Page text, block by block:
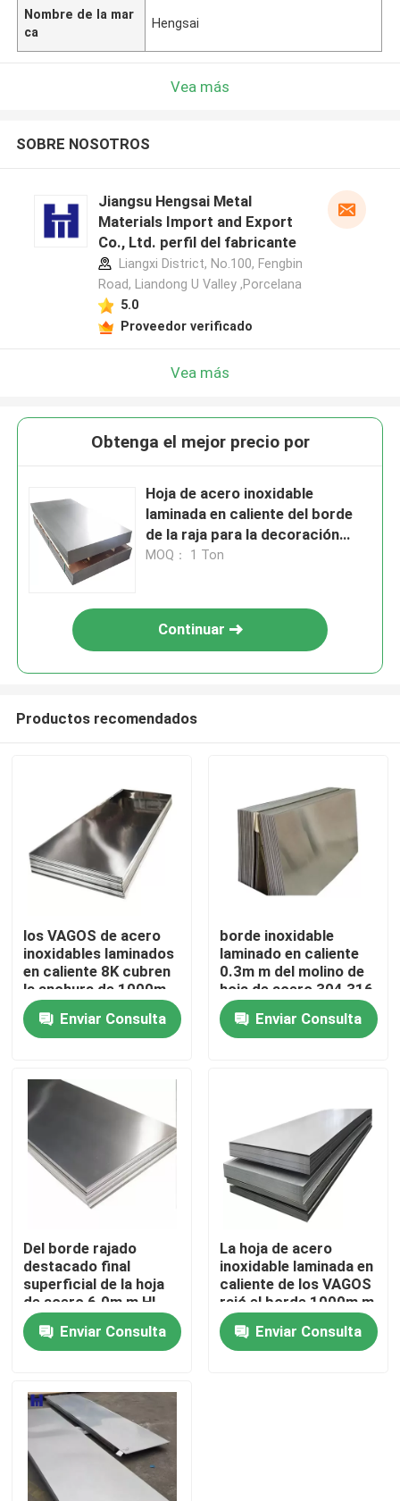
Hogar
Productos
Vídeos
Sobre nosotros
Viaje de la fábrica
Control de calidad
Éntrenos en contacto con
Tira de bobina de acero inoxidable
Bobina de acero inoxidable 304
Nombre de la mar
ca
Hengsai
Vea más
SOBRE NOSOTROS
Jiangsu Hengsai Metal
Materials Import and Export
Co., Ltd. perfil del fabricante
Liangxi District, No.100, Fengbin
Road, Liandong U Valley ,Porcelana
5.0
Proveedor verificado
Vea más
Obtenga el mejor precio por
Hoja de acero inoxidable
laminada en caliente del borde
de la raja para la decoración
1000m m - 2000m m
MOQ： 1 Ton
Continuar
Productos recomendados
los VAGOS de acero
inoxidables laminados
en caliente 8K cubren
la anchura de 1000m
m - de 2000m m
Enviar Consulta
borde inoxidable
laminado en caliente
0.3m m del molino de
hoja de acero 304 316
Enviar Consulta
Del borde rajado
destacado final
superficial de la hoja
de acero 6.0m m HL
inoxidables laminados
en calienteEnviar Consulta
La hoja de acero
inoxidable laminada en
caliente de los VAGOS
rajó el borde 1000m m
para la industria con la
anchura 3m m
Enviar Consulta